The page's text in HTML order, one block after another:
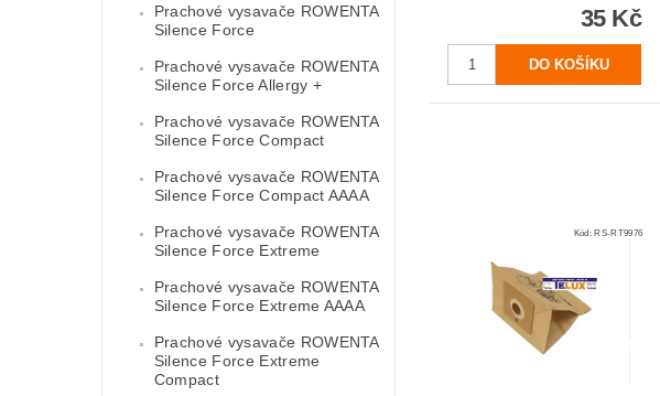
Prachové vysavače ROWENTA
Silence Force
Prachové vysavače ROWENTA
Silence Force Allergy +
Prachové vysavače ROWENTA
Silence Force Compact
Prachové vysavače ROWENTA
Silence Force Compact AAAA
Prachové vysavače ROWENTA
Silence Force Extreme
Prachové vysavače ROWENTA
Silence Force Extreme AAAA
Prachové vysavače ROWENTA
Silence Force Extreme
Compact
35 Kč
Kód:RS-RT9976